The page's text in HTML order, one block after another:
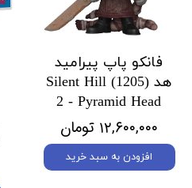
فانکو پاپ پیرامید
هد (1205) Silent Hill
2 - Pyramid Head
۱۲,۶۰۰,۰۰۰ تومان
افزودن به سبد خرید